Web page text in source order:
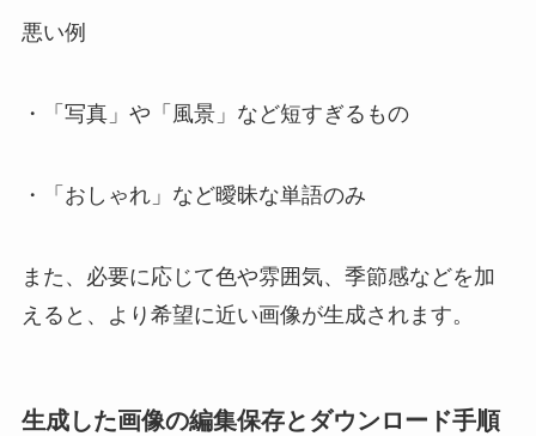
悪い例
・「写真」や「風景」など短すぎるもの
・「おしゃれ」など曖昧な単語のみ
また、必要に応じて色や雰囲気、季節感などを加
えると、より希望に近い画像が生成されます。
生成した画像の編集保存とダウンロード手順